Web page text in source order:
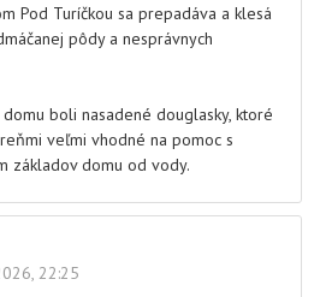
Pod Turíčkou sa prepadáva a klesá
pôdy a nesprávnych
boli nasadené douglasky, ktoré
veľmi vhodné na pomoc s
základov domu od vody.
22:25